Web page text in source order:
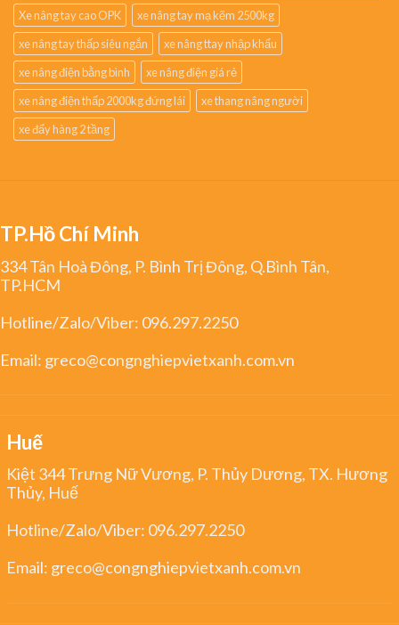
Xe nâng tay cao OPK
xe nâng tay mạ kẽm 2500kg
xe nâng tay thấp siêu ngắn
xe nâng ttay nhập khẩu
xe nâng điện bằng bình
xe nâng điện giá rẻ
xe nâng điện thấp 2000kg đứng lái
xe thang nâng người
xe đẩy hàng 2 tầng
TP.Hồ Chí Minh
334 Tân Hoà Đông, P. Bình Trị Đông, Q.Bình Tân,
TP.HCM
Hotline/Zalo/Viber: 096.297.2250
Email: greco@congnghiepvietxanh.com.vn
Huế
Kiệt 344 Trưng Nữ Vương, P. Thủy Dương, TX. Hương
Thủy, Huế
Hotline/Zalo/Viber: 096.297.2250
Email: greco@congnghiepvietxanh.com.vn